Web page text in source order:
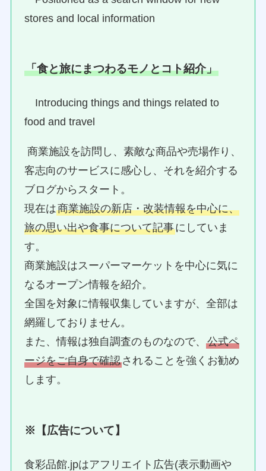
stores and local information
「食と旅にまつわるモノとコト紹介」
Introducing things and things related to
food and travel
商業施設を訪問し、素敵な商品や売場作り、
客志向のサービスに感心し、それを紹介する
ブログからスタート。
現在は商業施設の新店・改装情報を中心に、
旅の思い出や食事について記事にしていま
す。
商業施設はスーパーマーケットを中心に気に
なるオープン情報を紹介。
全国を対象に情報収集していますが、全部は
網羅しておりません。
また、情報は独自調査のものなので、公式ペ
ージをご自身で確認されることを強くお勧め
します。
※【広告について】
食彩品館.jpはアフリエイト広告(表示動画や